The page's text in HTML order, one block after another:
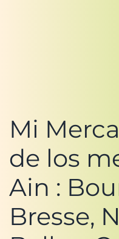
Mi
de los
Ain :
Bresse,